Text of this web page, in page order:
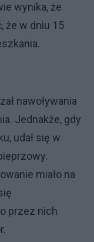
wynika, że
że w dniu 15
nawoływania
Jednakże, gdy
udał się w
miało na
przez nich